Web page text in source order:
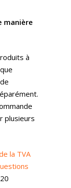
manière
à
plusieurs
la TVA
de Marque
Data pour
des Reviews
Amazon Ads
de Presse
Advertising
Blanc
Podcasts
Vidéos
SAS
de Saxe, 69006